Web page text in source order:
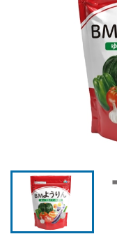
ホーム